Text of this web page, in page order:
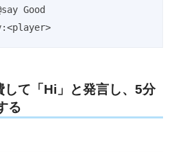
Good
して「Hi」と発言し、5分
る